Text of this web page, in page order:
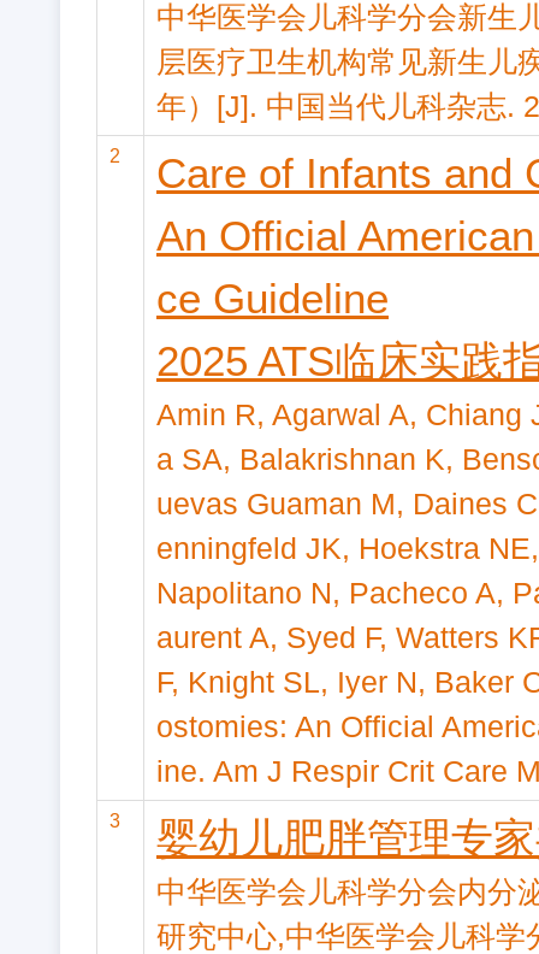
中华医学会儿科学分会新生
层医疗卫生机构常见新生儿
年）[J]. 中国当代儿科杂志.
2
Care of Infants and
An Official
ce Guideline
2025 ATS临床实践
Amin R, Agarwal A, Chiang
a SA, Balakrishnan K,
uevas Guaman M, Daines
enningfeld JK, Hoekstra
Napolitano N, Pacheco A,
aurent A, Syed F, Watters
F, Knight SL, Iyer N, Baker
ostomies: An Official
ine. Am J Respir Crit Care
3 婴幼儿肥胖管理专
中华医学会儿科学分会内分
研究中心,中华医学会儿科